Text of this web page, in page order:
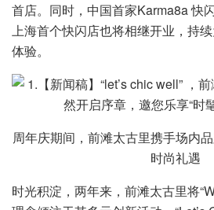
首店。同时，中国首家Karma8a 快
上海首个快闪店也将相继开业，持
体验。
周年庆期间，前滩太古里携手场内
时尚礼遇
时光积淀，两年来，前滩太古里将